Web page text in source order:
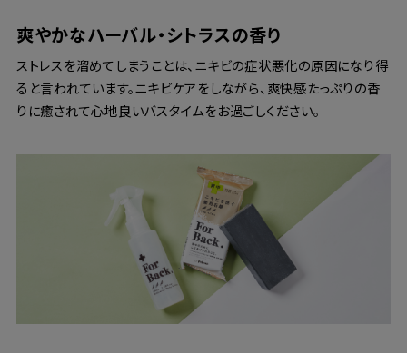
爽やかなハーバル・シトラスの香り
ストレスを溜めてしまうことは、ニキビの症状悪化の原因になり得
ると言われています。ニキビケアをしながら、爽快感たっぷりの香
りに癒されて心地良いバスタイムをお過ごしください。